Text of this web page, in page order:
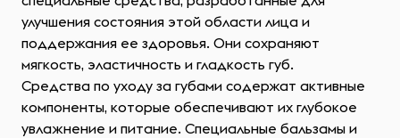
улучшения состояния этой области лица и
поддержания ее здоровья. Они сохраняют
мягкость, эластичность и гладкость губ.
Средства по уходу за губами содержат активные
компоненты, которые обеспечивают их глубокое
увлажнение и питание. Специальные бальзамы и